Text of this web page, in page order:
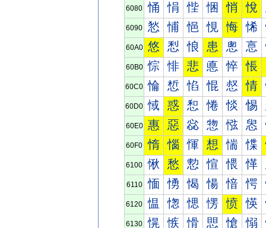
6080 悀 悁 悂 悃 悄 悅
6090 悐 悑 悒 悓 悔 悕
60A0 悠 悡 悢 患 悤 悥
60B0 悰 悱 悲 悳 悴 悵
60C0 惀 惁 惂 惃 惄 情
60D0 惐 惑 惒 惓 惔 惕
60E0 惠 惡 惢 惣 惤 惥
60F0 惰 惱 惲 想 惴 惵
6100 愀 愁 愂 愃 愄 愅
6110 愐 愑 愒 愓 愔 愕
6120 愠 愡 愢 愣 愤 愥
6130 愰 愱 愲 愳 愴 愵